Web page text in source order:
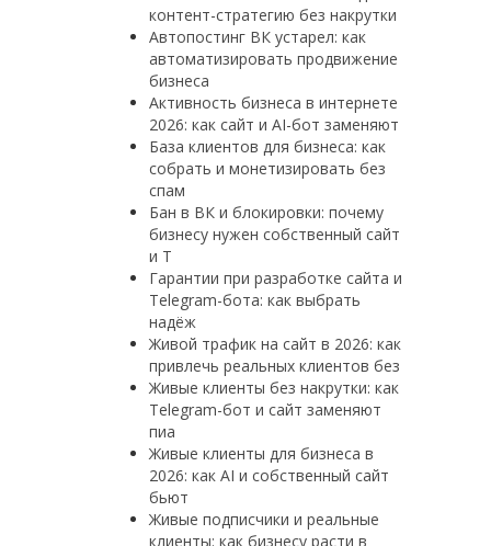
контент-стратегию без накрутки
Автопостинг ВК устарел: как
автоматизировать продвижение
бизнеса
Активность бизнеса в интернете
2026: как сайт и AI-бот заменяют
База клиентов для бизнеса: как
собрать и монетизировать без
спам
Бан в ВК и блокировки: почему
бизнесу нужен собственный сайт
и T
Гарантии при разработке сайта и
Telegram-бота: как выбрать
надёж
Живой трафик на сайт в 2026: как
привлечь реальных клиентов без
Живые клиенты без накрутки: как
Telegram-бот и сайт заменяют
пиа
Живые клиенты для бизнеса в
2026: как AI и собственный сайт
бьют
Живые подписчики и реальные
клиенты: как бизнесу расти в